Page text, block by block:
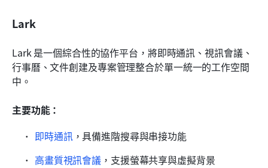
Lark
Lark 是一個綜合性的協作平台，將即時通訊、視訊會議、
行事曆、文件創建及專案管理整合於單一統一的工作空間
中。
主要功能：
即時通訊，具備進階搜尋與串接功能
高畫質視訊會議 ，支援螢幕共享與虛擬背景